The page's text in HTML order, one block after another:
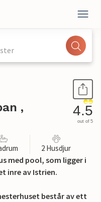
,
4.5
out of 5
2 Husdjur
med pool, som ligger i
inre av Istrien.
består av ett